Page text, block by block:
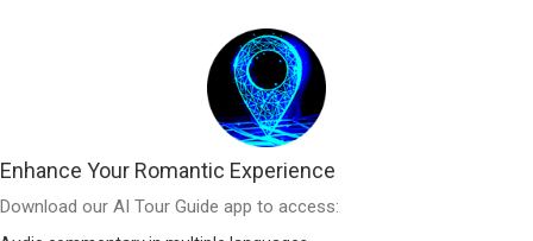
Enhance Your Romantic Experience
Download our AI Tour Guide app to access: